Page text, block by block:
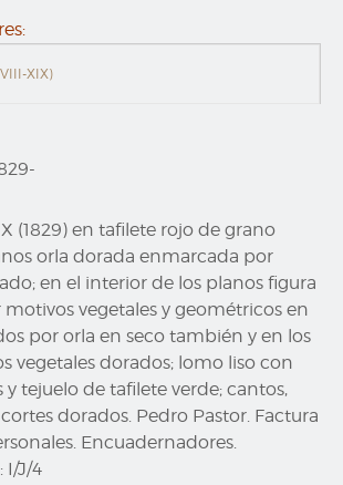
XIX)
(1829) en tafilete rojo de grano
orla dorada enmarcada por
en el interior de los planos figura
vegetales y geométricos en
por orla en seco también y en los
vegetales dorados; lomo liso con
y tejuelo de tafilete verde; cantos,
dorados. Pedro Pastor. Factura
Encuadernadores.
I/J/4